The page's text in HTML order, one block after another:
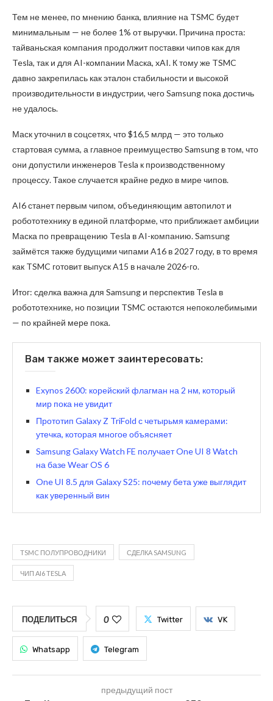
Тем не менее, по мнению банка, влияние на TSMC будет
минимальным — не более 1% от выручки. Причина проста:
тайваньская компания продолжит поставки чипов как для
Tesla, так и для AI-компании Маска, xAI. К тому же TSMC
давно закрепилась как эталон стабильности и высокой
производительности в индустрии, чего Samsung пока достичь
не удалось.
Маск уточнил в соцсетях, что $16,5 млрд — это только
стартовая сумма, а главное преимущество Samsung в том, что
они допустили инженеров Tesla к производственному
процессу. Такое случается крайне редко в мире чипов.
AI6 станет первым чипом, объединяющим автопилот и
робототехнику в единой платформе, что приближает амбиции
Маска по превращению Tesla в AI-компанию. Samsung
займётся также будущими чипами A16 в 2027 году, в то время
как TSMC готовит выпуск A15 в начале 2026-го.
Итог: сделка важна для Samsung и перспектив Tesla в
робототехнике, но позиции TSMC остаются непоколебимыми
— по крайней мере пока.
Вам также может заинтересовать:
Exynos 2600: корейский флагман на 2 нм, который
мир пока не увидит
Прототип Galaxy Z TriFold с четырьмя камерами:
утечка, которая многое объясняет
Samsung Galaxy Watch FE получает One UI 8 Watch
на базе Wear OS 6
One UI 8.5 для Galaxy S25: почему бета уже выглядит
как уверенный вин
TSMC ПОЛУПРОВОДНИКИ СДЕЛКА SAMSUNG
ЧИП AI6 TESLA
ПОДЕЛИТЬСЯ 0 Twitter VK
Whatsapp Telegram
предыдущий пост